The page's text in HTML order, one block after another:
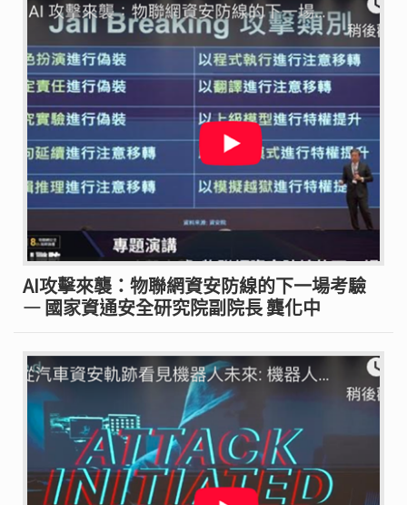
AI攻擊來襲：物聯網資安防線的下一場考驗
— 國家資通安全研究院副院長 龔化中